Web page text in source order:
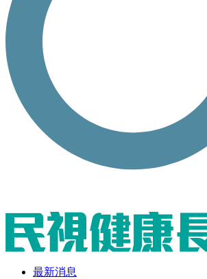
最新消息